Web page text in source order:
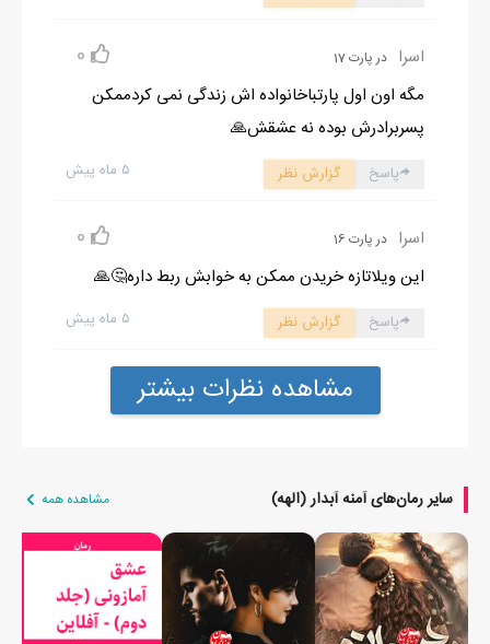
اسرا در پارت 17 0
مگه اون اول پارتباخانواده اش زندگی نمی کردممکن
پسربرادرش بوده نه عشقش🙏
۵ ماه پیش پاسخ گزارش نظر
اسرا در پارت 16 0
این ویلاتازه خریدن ممکن به خوابش ربط داره🤔🙏
۵ ماه پیش پاسخ گزارش نظر
مشاهده نظرات بیشتر
سایر رمان‌های آمنه آبدار (الهه) مشاهده همه